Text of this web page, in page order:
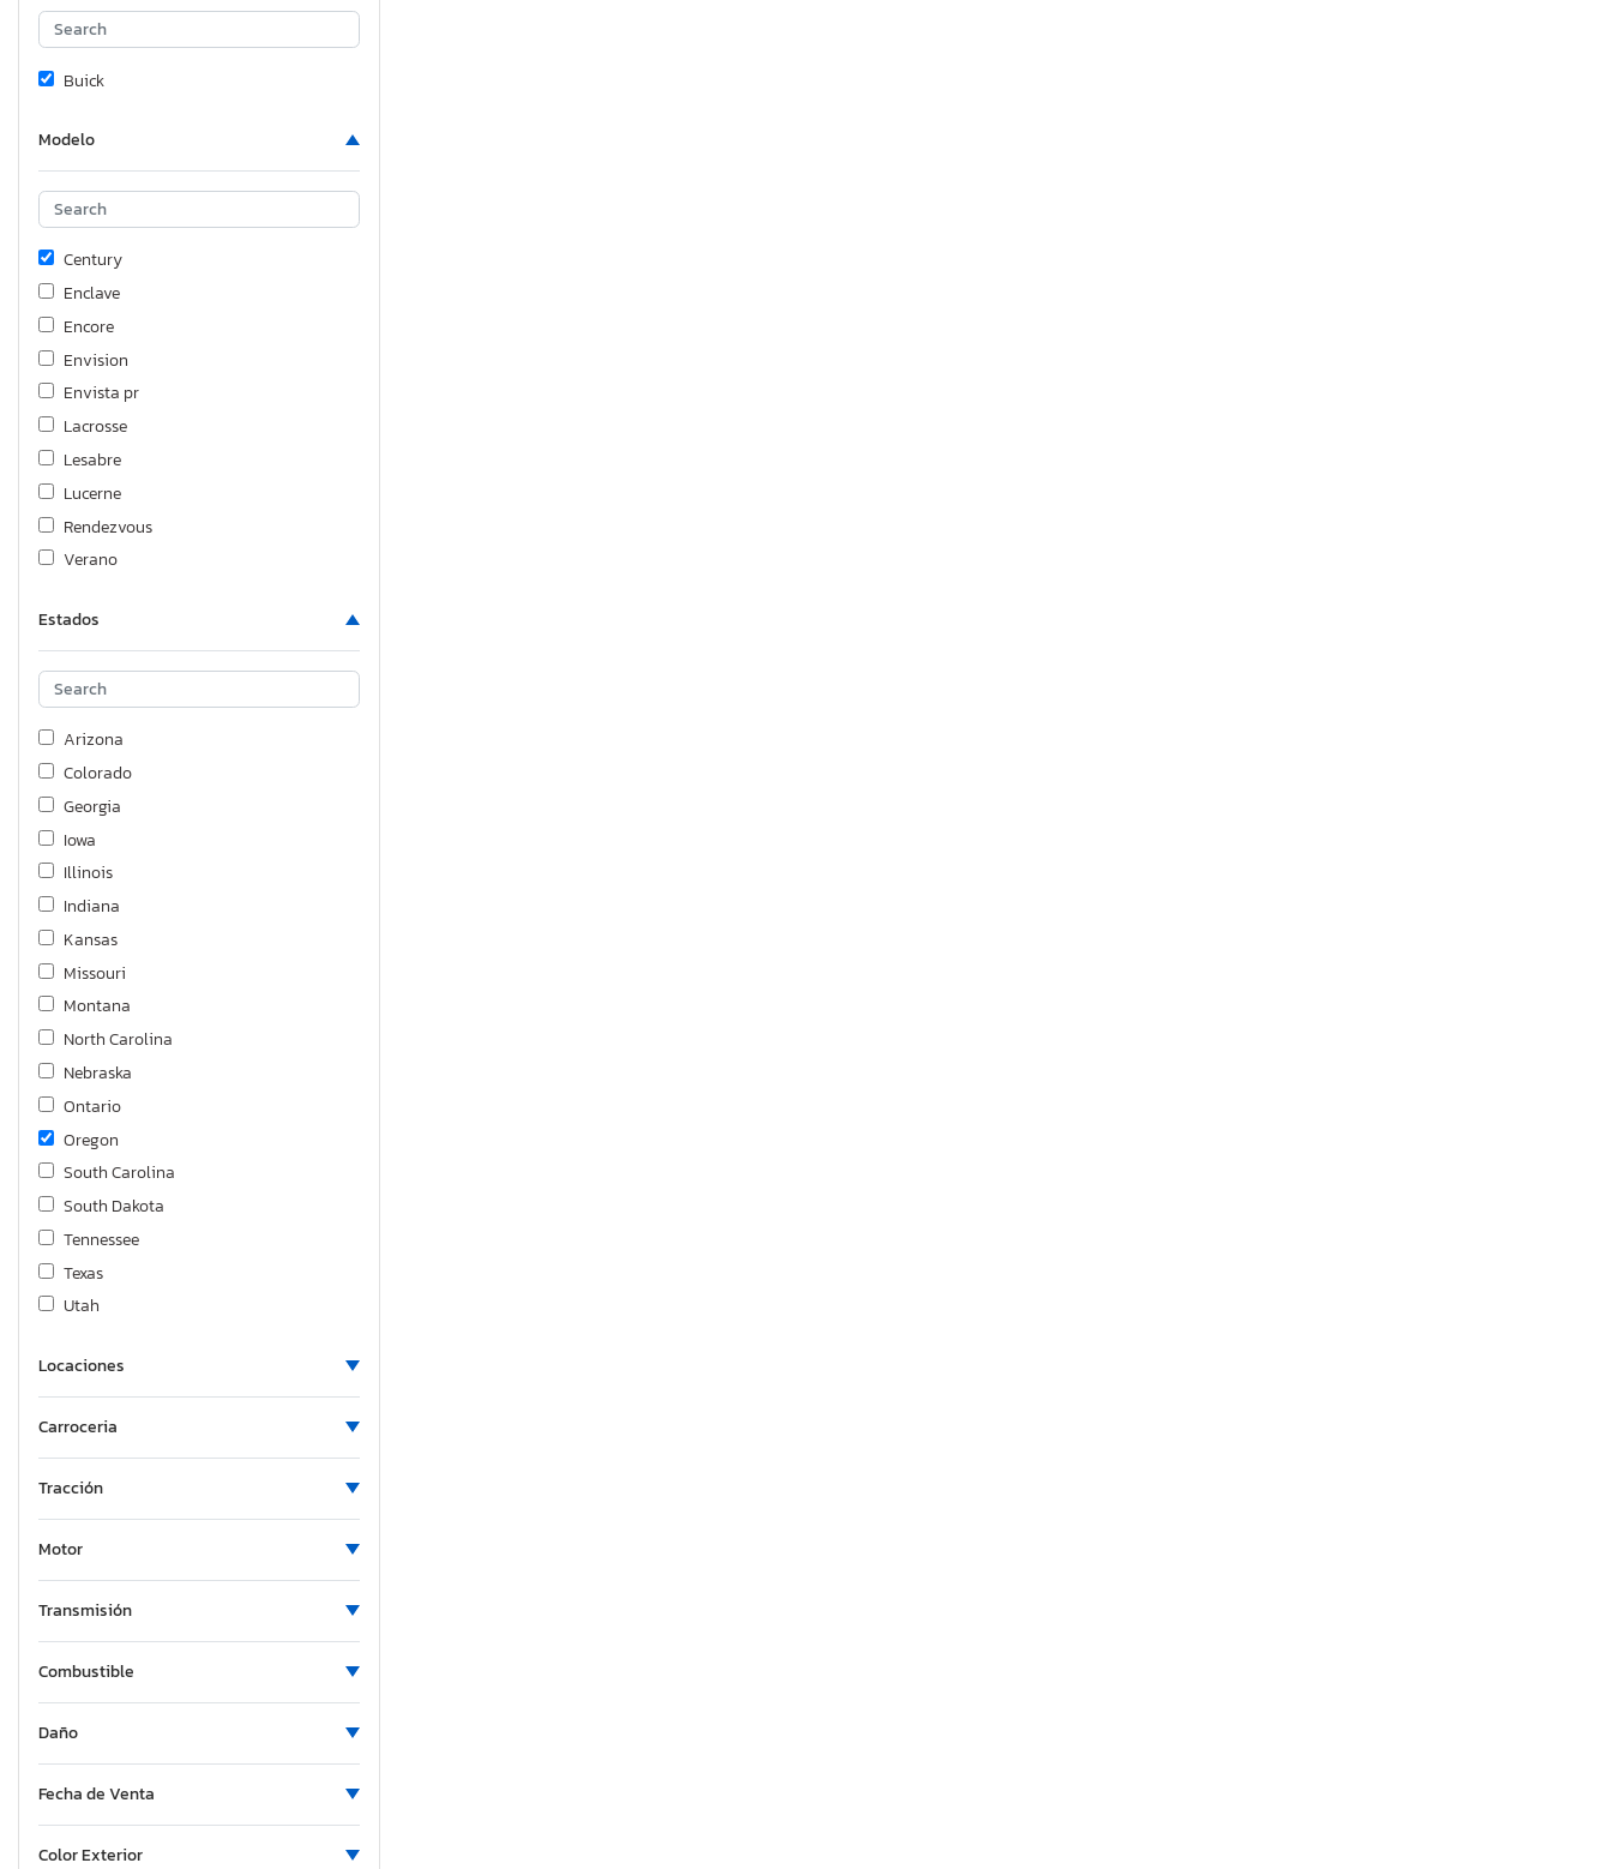
Buick
Modelo
Century
Enclave
Encore
Envision
Envista pr
Lacrosse
Lesabre
Lucerne
Rendezvous
Verano
Estados
Arizona
Colorado
Georgia
Iowa
Illinois
Indiana
Kansas
Missouri
Montana
North Carolina
Nebraska
Ontario
Oregon
South Carolina
South Dakota
Tennessee
Texas
Utah
Wyoming
Locaciones
Carroceria
Tracción
Motor
Transmisión
Combustible
Daño
Fecha de Venta
Color Exterior